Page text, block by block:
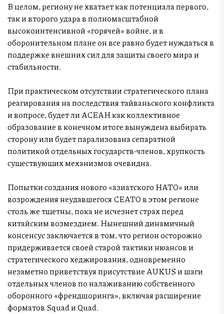
В целом, региону не хватает как потенциала первого,
так и второго удара в полномасштабной
высокоинтенсивной «горячей» войне, и в
оборонительном плане он все равно будет нуждаться в
поддержке внешних сил для защиты своего мира и
стабильности.
При практическом отсутствии стратегического плана
реагирования на последствия тайваньского конфликта
и вопросе, будет ли АСЕАН как коллективное
образование в конечном итоге вынуждена выбирать
сторону или будет парализована сепаратной
политикой отдельных государств-членов, хрупкость
существующих механизмов очевидна.
Попытки создания нового «азиатского НАТО» или
возрождения неудавшегося СЕАТО в этом регионе
столь же тщетны, пока не исчезнет страх перед
китайским возмездием. Нынешний динамичный
консенсус заключается в том, что регион осторожно
придерживается своей старой тактики нюансов и
стратегического хеджирования, одновременно
незаметно приветствуя присутствие AUKUS и шаги
отдельных членов по налаживанию собственного
оборонного «френдшоринга», включая расширение
форматов Squad и Quad.